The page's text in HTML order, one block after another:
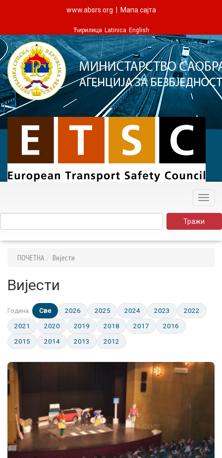
www.absrs.org Мапа сајта
Ћирилица Latinica English
ПОЧЕТНА Вијести
Вијести
Година: Све 2026 2025 2024 2023
2022
2021
2020 2019 2018 2017
2016
2015
2014 2013 2012